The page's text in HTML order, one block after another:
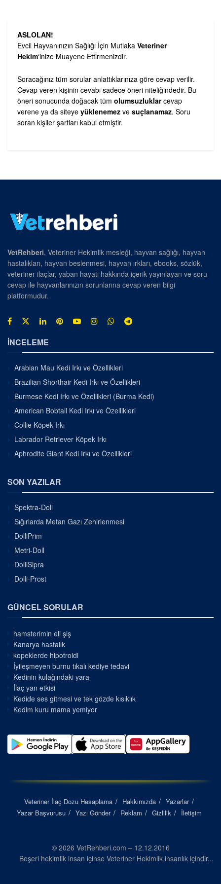
ASLOLAN!
Evcil Hayvanınızın Sağlığı İçin Mutlaka Veteriner
Hekim‘inize Muayene Ettirmenizdir.
Soracağınız tüm sorular anlattıklarınıza göre cevap verilir.
Cevap veren kişinin cevabı sadece öneri niteliğindedir. Bu
öneri sonucunda doğacak tüm olumsuzluklarcevap
verene ya da siteye yüklenemez ve suçlanamaz. Soru
soran kişiler şartları kabul etmiştir.
VetRehberi, Veteriner Hekimlik mesleği, hayvan sağlığı, hayvan
hastalıkları, hayvan beslenmesi, hayvan ırkları, ebooks, sözlük,
veteriner ilaçlar, yaban hayatı hakkında içerik yayınlayan ve soru-
cevap ile hayvanlarınızın sorunlarına cevap veren bilgi
platformudur.
İNCELEME
Arabian Mau Kedi Irkı ve Özellikleri
Brazilian Shorthair Kedi Irkı ve Özellikleri
Burmese Kedi Irkı ve Özellikleri (Burma Kedi)
American Bobtail Kedi Irkı ve Özellikleri
Collie Köpek Irkı
Labrador Retriever Köpek Irkı
Aphrodite Giant Kedi Irkı ve Özellikleri
SON YAZILAR
Spektra-Doll
Sığırlarda Metan Gazı Zehirlenmesi
DolliPrim
Metri-Doll
DolliSipra
Dolli-Prost
GÜNCEL SORULAR
hamsterimin eli şiş
Kanarya hastalık
kopeklerde hipotroidi
İyileşmeyen burnu tıkalı kediye tedavi
Kedinin kulağındaki yara
İlaç yan etkisi
Kedide ses gitmesi ve tek gözde kısıklık
Kedim kuru mama yemiyor
Veteriner İlaç Dozu Hesaplama Hakkımızda
Yazarlar
Yazar Başvurusu
Yazı Gönder Reklam Gizlilik İletişim
© 2026 VetRehberi.com – 12.12.2016
Beşeri hekimlik insan içinse Veteriner Hekimlik insanlık içindir...